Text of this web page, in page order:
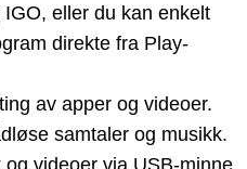
eller du kan enkelt
direkte fra Play-
av apper og videoer.
samtaler og musikk.
videoer via USB-minne.